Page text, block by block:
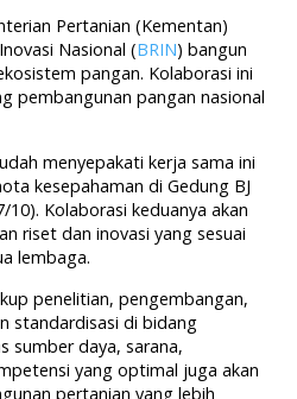
Pertanian (Kementan)
Nasional (BRIN) bangun
pangan. Kolaborasi ini
pembangunan pangan nasional
menyepakati kerja sama ini
kesepahaman di Gedung BJ
10). Kolaborasi keduanya akan
riset dan inovasi yang sesuai
lembaga.
penelitian, pengembangan,
standardisasi di bidang
sumber daya, sarana,
yang optimal juga akan
pertanian yang lebih